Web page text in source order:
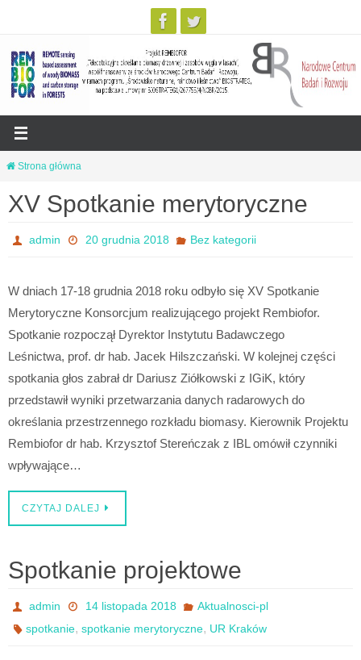
Przejdź
treści
Strona główna
XV Spotkanie merytoryczne
admin 20 grudnia 2018 Bez kategorii
W dniach 17-18 grudnia 2018 roku odbyło się XV Spotkanie
Merytoryczne Konsorcjum realizującego projekt Rembiofor.
Spotkanie rozpoczął Dyrektor Instytutu Badawczego
Leśnictwa, prof. dr hab. Jacek Hilszczański. W kolejnej części
spotkania głos zabrał dr Dariusz Ziółkowski z IGiK, który
przedstawił wyniki przetwarzania danych radarowych do
określania przestrzennego rozkładu biomasy. Kierownik Projektu
Rembiofor dr hab. Krzysztof Stereńczak z IBL omówił czynniki
wpływające…
CZYTAJ DALEJ
Spotkanie projektowe
admin 14 listopada 2018
Aktualnosci-pl
spotkanie,spotkanie merytoryczne, UR Kraków